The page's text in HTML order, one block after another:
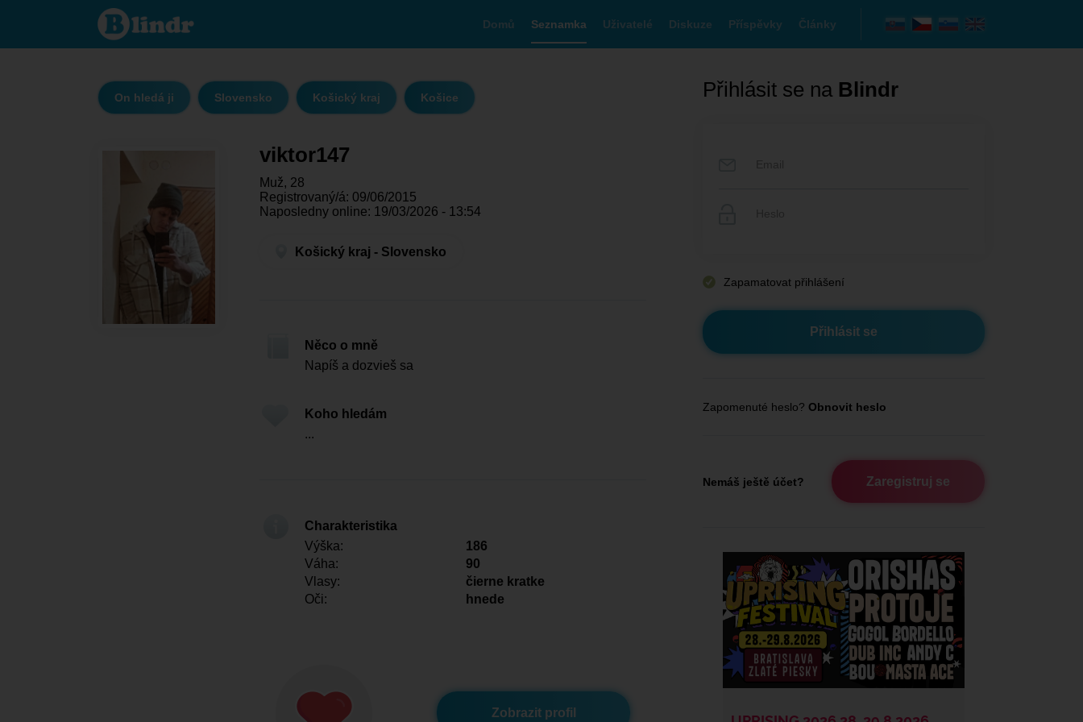
viktor147
- On
hledá ji
Domů Seznamka Uživatelé Diskuze Příspěvky Články
On hledá ji Slovensko Košický kraj Košice
viktor147
Muž, 28
Registrovaný/á: 09/06/2015
Naposledny online: 19/03/2026 - 13:54
Košický kraj - Slovensko
Něco o mně
Napíš a dozvieš sa
Koho hledám
...
Charakteristika
Výška:
186
Váha:
90
Vlasy:
čierne kratke
Oči:
hnede
Zobrazit profil
Přihlásit se na Blindr
Zapamatovat přihlášení
Zapomenuté heslo? Obnovit heslo
Nemáš ještě účet? Zaregistruj se